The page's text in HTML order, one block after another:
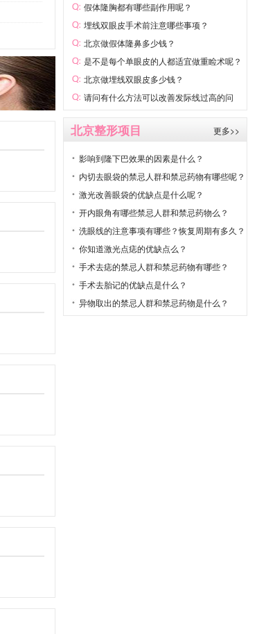
假体隆胸都有哪些副作用呢？
埋线双眼皮手术前注意哪些事项？
北京做假体隆鼻多少钱？
是不是每个单眼皮的人都适宜做重睑术呢？
北京做埋线双眼皮多少钱？
请问有什么方法可以改善发际线过高的问
北京整形项目 更多>>
影响到隆下巴效果的因素是什么？
内切去眼袋的禁忌人群和禁忌药物有哪些呢？
激光改善眼袋的优缺点是什么呢？
开内眼角有哪些禁忌人群和禁忌药物么？
洗眼线的注意事项有哪些？恢复周期有多久？
你知道激光点痣的优缺点么？
手术去痣的禁忌人群和禁忌药物有哪些？
手术去胎记的优缺点是什么？
异物取出的禁忌人群和禁忌药物是什么？